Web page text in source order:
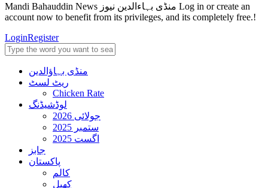
Mandi Bahauddin News منڈی بہاءالدین نیوز Log in or create an
account now to benefit from its privileges, and its completely free.!
LoginRegister
منڈی بہاؤالدین
ریٹ لسٹ
Chicken Rate
لوڈشیڈنگ
جولائی 2026
ستمبر 2025
اگست 2025
جابز
پاکستان
کالم
کھیل